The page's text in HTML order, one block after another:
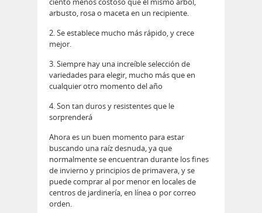
arbusto, rosa o maceta en un recipiente.
2. Se establece mucho más rápido, y crece
mejor.
3. Siempre hay una increíble selección de
variedades para elegir, mucho más que en
cualquier otro momento del año
4. Son tan duros y resistentes que le
sorprenderá
Ahora es un buen momento para estar
buscando una raíz desnuda, ya que
normalmente se encuentran durante los fines
de invierno y principios de primavera, y se
puede comprar al por menor en locales de
centros de jardinería, en línea o por correo
orden.